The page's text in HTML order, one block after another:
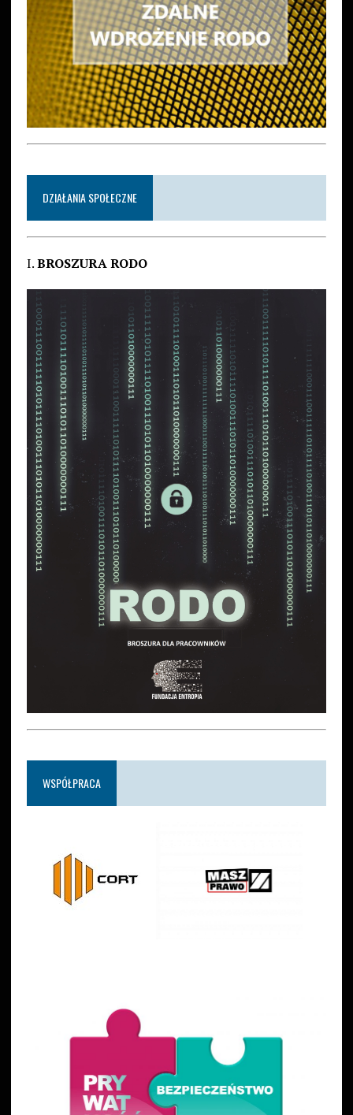
DZIAŁANIA SPOŁECZNE
I.BROSZURA RODO
WSPÓŁPRACA